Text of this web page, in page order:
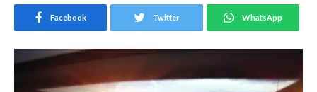
Facebook Twitter WhatsApp